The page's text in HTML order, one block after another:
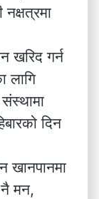
खरिद गर्न
लागि
दिन
खानपानमा
नै मन,